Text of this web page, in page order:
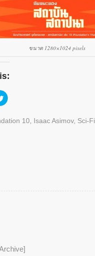
ขนาด 1280×1024 pixels
Click
to
Twitter
(Opens
10 Isaac Asimov, Sci-Fi